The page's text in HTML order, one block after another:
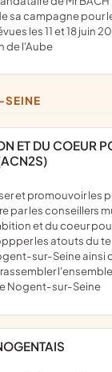
sa campagne pour
les 11 et 18 juin
de l'Aube
SEINE
par les conseillers
et du coeur
les atouts du
sur-Seine ainsi
Nogent-sur-Seine